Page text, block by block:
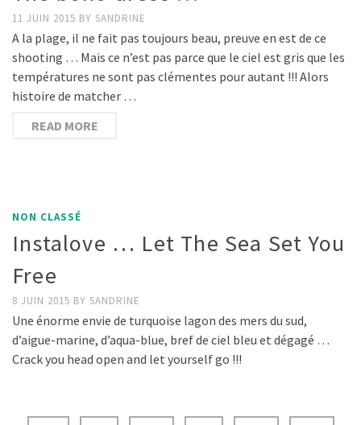
11 JUIN 2015 BY SANDRINE
A la plage, il ne fait pas toujours beau, preuve en est de ce
shooting … Mais ce n’est pas parce que le ciel est gris que les
températures ne sont pas clémentes pour autant !!! Alors
histoire de matcher …
READ MORE
NON CLASSÉ
Instalove … Let The Sea Set You
Free
8 JUIN 2015 BY SANDRINE
Une énorme envie de turquoise lagon des mers du sud,
d’aigue-marine, d’aqua-blue, bref de ciel bleu et dégagé …
Crack you head open and let yourself go !!!